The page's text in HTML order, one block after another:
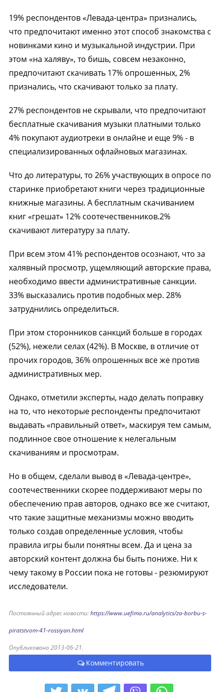
19% респондентов «Левада-центра» признались,
что предпочитают именно этот способ знакомства с
новинками кино и музыкальной индустрии. При
этом «на халяву», то бишь, совсем незаконно,
предпочитают скачивать 17% опрошенных, 2%
признались, что скачивают только за плату.
27% респондентов не скрывали, что предпочитают
бесплатные скачивания музыки платными только
4% покупают аудиотреки в онлайне и еще 9% - в
специализированных офлайновых магазинах.
Что до литературы, то 26% участвующих в опросе по
старинке приобретают книги через традиционные
книжные магазины. А бесплатным скачиванием
книг «грешат» 12% соотечественников.2%
скачивают литературу за плату.
При всем этом 41% респондентов осознают, что за
халявный просмотр, ущемляющий авторские права,
необходимо ввести административные санкции.
33% высказались против подобных мер. 28%
затруднились определиться.
При этом сторонников санкций больше в городах
(52%), нежели селах (42%). В Москве, в отличие от
прочих городов, 36% опрошенных все же против
административных мер.
Однако, отметили эксперты, надо делать поправку
на то, что некоторые респонденты предпочитают
выдавать «правильный ответ», маскируя тем самым,
подлинное свое отношение к нелегальным
скачиваниям и просмотрам.
Но в общем, сделали вывод в «Левада-центре»,
соотечественники скорее поддерживают меры по
обеспечению прав авторов, однако все же считают,
что такие защитные механизмы можно вводить
только создав определенные условия, чтобы
правила игры были понятны всем. Да и цена за
авторский контент должна бы быть пониже. Ни к
чему такому в России пока не готовы - резюмируют
исследователи.
Постоянный адрес новости:https://www.uefima.ru/analytics/za-borbu-s-
piratstvom-41-rossiyan.html
Опубликовано 2013-06-21.
Комментировать